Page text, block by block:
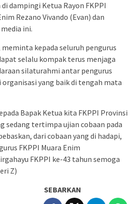
dampingi Ketua Rayon FKPPI
Rezano Vivando (Evan) dan
ini.
kepada seluruh pengurus
selalu kompak terus menjaga
silaturahmi antar pengurus
organisasi yang baik di tengah mata
Bapak Ketua kita FKPPI Provinsi
sedang tertimpa ujian cobaan pada
dari cobaan yang di hadapi,
FKPPI Muara Enim
FKPPI ke-43 tahun semoga
Z)
SEBARKAN